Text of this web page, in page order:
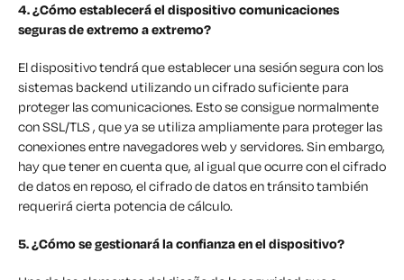
4. ¿Cómo establecerá el dispositivo comunicaciones
seguras de extremo a extremo?
El dispositivo tendrá que establecer una sesión segura con los
sistemas backend utilizando un cifrado suficiente para
proteger las comunicaciones. Esto se consigue normalmente
con SSL/TLS , que ya se utiliza ampliamente para proteger las
conexiones entre navegadores web y servidores. Sin embargo,
hay que tener en cuenta que, al igual que ocurre con el cifrado
de datos en reposo, el cifrado de datos en tránsito también
requerirá cierta potencia de cálculo.
5. ¿Cómo se gestionará la confianza en el dispositivo?